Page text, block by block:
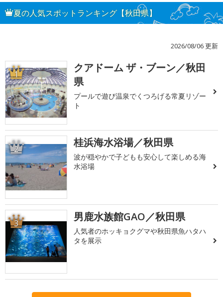
夏の人気スポットランキング【秋田県】
2026/08/06 更新
1
クアドーム ザ・ブーン／秋田
県
プールで遊び温泉でくつろげる常夏リゾー
ト
2 桂浜海水浴場／秋田県
波が穏やかで子どもも安心して楽しめる海
水浴場
3 男鹿水族館GAO／秋田県
人気者のホッキョクグマや秋田県魚ハタハ
タを展示